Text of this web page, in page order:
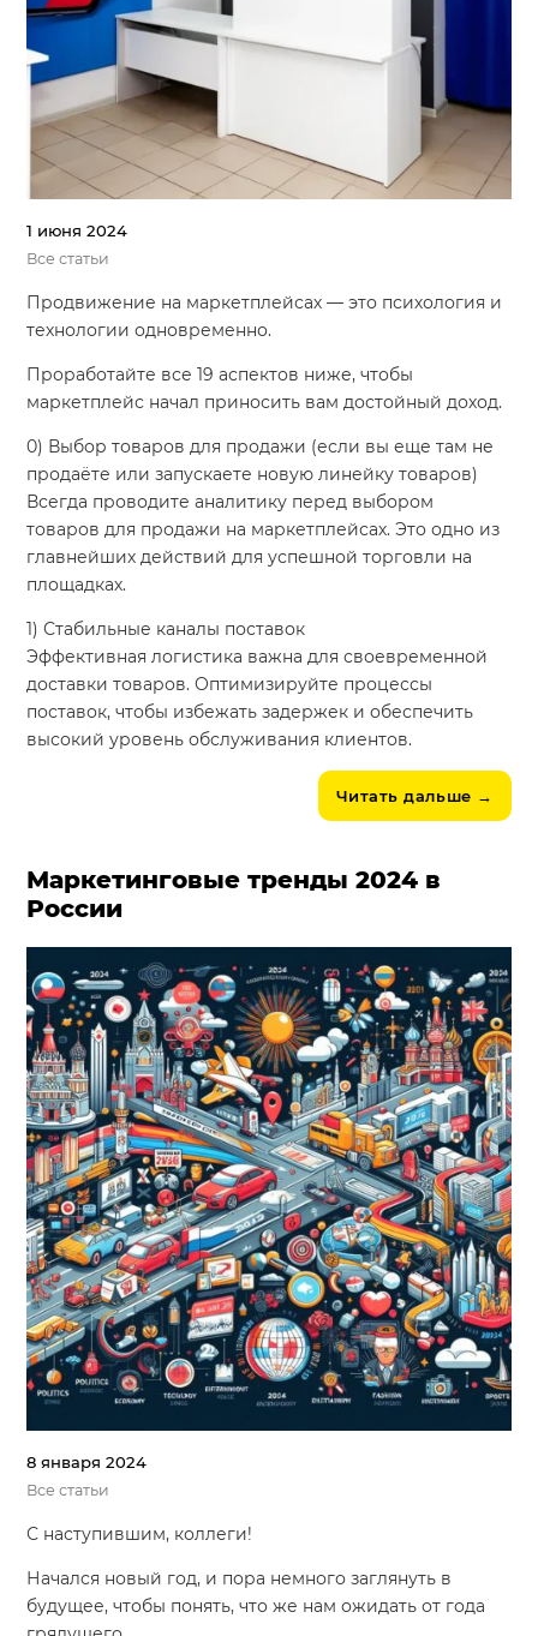
1 июня 2024
Все статьи
Продвижение на маркетплейсах — это психология и
технологии одновременно.
Проработайте все 19 аспектов ниже, чтобы
маркетплейс начал приносить вам достойный доход.
0) Выбор товаров для продажи (если вы еще там не
продаёте или запускаете новую линейку товаров)
Всегда проводите аналитику перед выбором
товаров для продажи на маркетплейсах. Это одно из
главнейших действий для успешной торговли на
площадках.
1) Стабильные каналы поставок
Эффективная логистика важна для своевременной
доставки товаров. Оптимизируйте процессы
поставок, чтобы избежать задержек и обеспечить
высокий уровень обслуживания клиентов.
Читать дальше →
Маркетинговые тренды 2024 в
России
8 января 2024
Все статьи
С наступившим, коллеги!
Начался новый год, и пора немного заглянуть в
будущее, чтобы понять, что же нам ожидать от года